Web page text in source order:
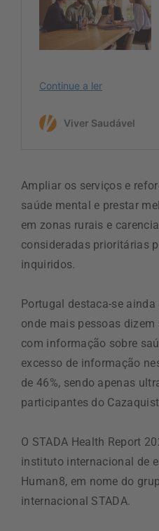
Ampliar os serviços e
saúde mental e prestar
em zonas rurais e
consideradas prioritárias
inquiridos.
Portugal destaca-se
onde mais pessoas
com informação sobre
excesso de informação
de 46%, sendo apenas
participantes do
O STADA Health Report
instituto internacional de
Human8, em nome do
internacional STADA.